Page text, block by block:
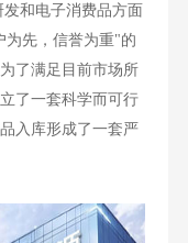
和电子消费品方面
为先，信誉为重"的
了满足目前市场所
了一套科学而可行
入库形成了一套严